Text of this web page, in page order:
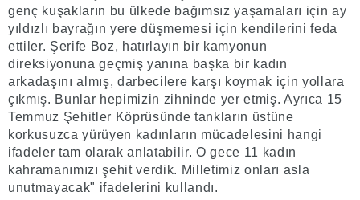
genç kuşakların bu ülkede bağımsız yaşamaları için ay
yıldızlı bayrağın yere düşmemesi için kendilerini feda
ettiler. Şerife Boz, hatırlayın bir kamyonun
direksiyonuna geçmiş yanına başka bir kadın
arkadaşını almış, darbecilere karşı koymak için yollara
çıkmış. Bunlar hepimizin zihninde yer etmiş. Ayrıca 15
Temmuz Şehitler Köprüsünde tankların üstüne
korkusuzca yürüyen kadınların mücadelesini hangi
ifadeler tam olarak anlatabilir. O gece 11 kadın
kahramanımızı şehit verdik. Milletimiz onları asla
unutmayacak" ifadelerini kullandı.